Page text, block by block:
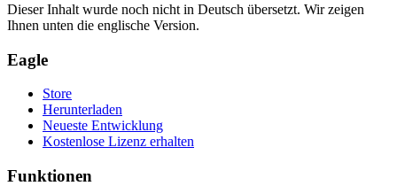
Dieser Inhalt wurde noch nicht in Deutsch übersetzt. Wir zeigen
Ihnen unten die englische Version.
Eagle
Store
Herunterladen
Neueste Entwicklung
Kostenlose Lizenz erhalten
Funktionen